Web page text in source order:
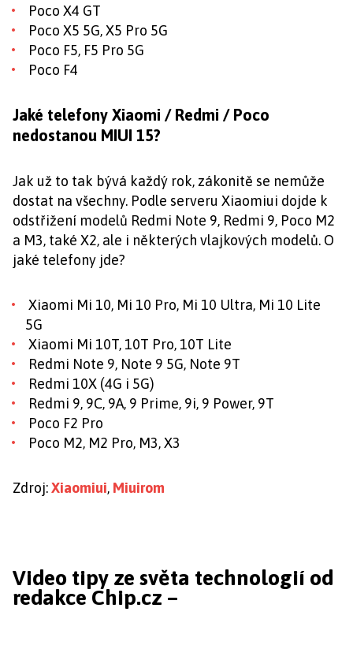
Poco X4 GT
Poco X5 5G, X5 Pro 5G
Poco F5, F5 Pro 5G
Poco F4
Jaké telefony Xiaomi / Redmi / Poco
nedostanou MIUI 15?
Jak už to tak bývá každý rok, zákonitě se nemůže
dostat na všechny. Podle serveru Xiaomiui dojde k
odstřižení modelů Redmi Note 9, Redmi 9, Poco M2
a M3, také X2, ale i některých vlajkových modelů. O
jaké telefony jde?
Xiaomi Mi 10, Mi 10 Pro, Mi 10 Ultra, Mi 10 Lite
5G
Xiaomi Mi 10T, 10T Pro, 10T Lite
Redmi Note 9, Note 9 5G, Note 9T
Redmi 10X (4G i 5G)
Redmi 9, 9C, 9A, 9 Prime, 9i, 9 Power, 9T
Poco F2 Pro
Poco M2, M2 Pro, M3, X3
Zdroj:Xiaomiui, Miuirom
Video tipy ze světa technologií od
redakce Chip.cz –